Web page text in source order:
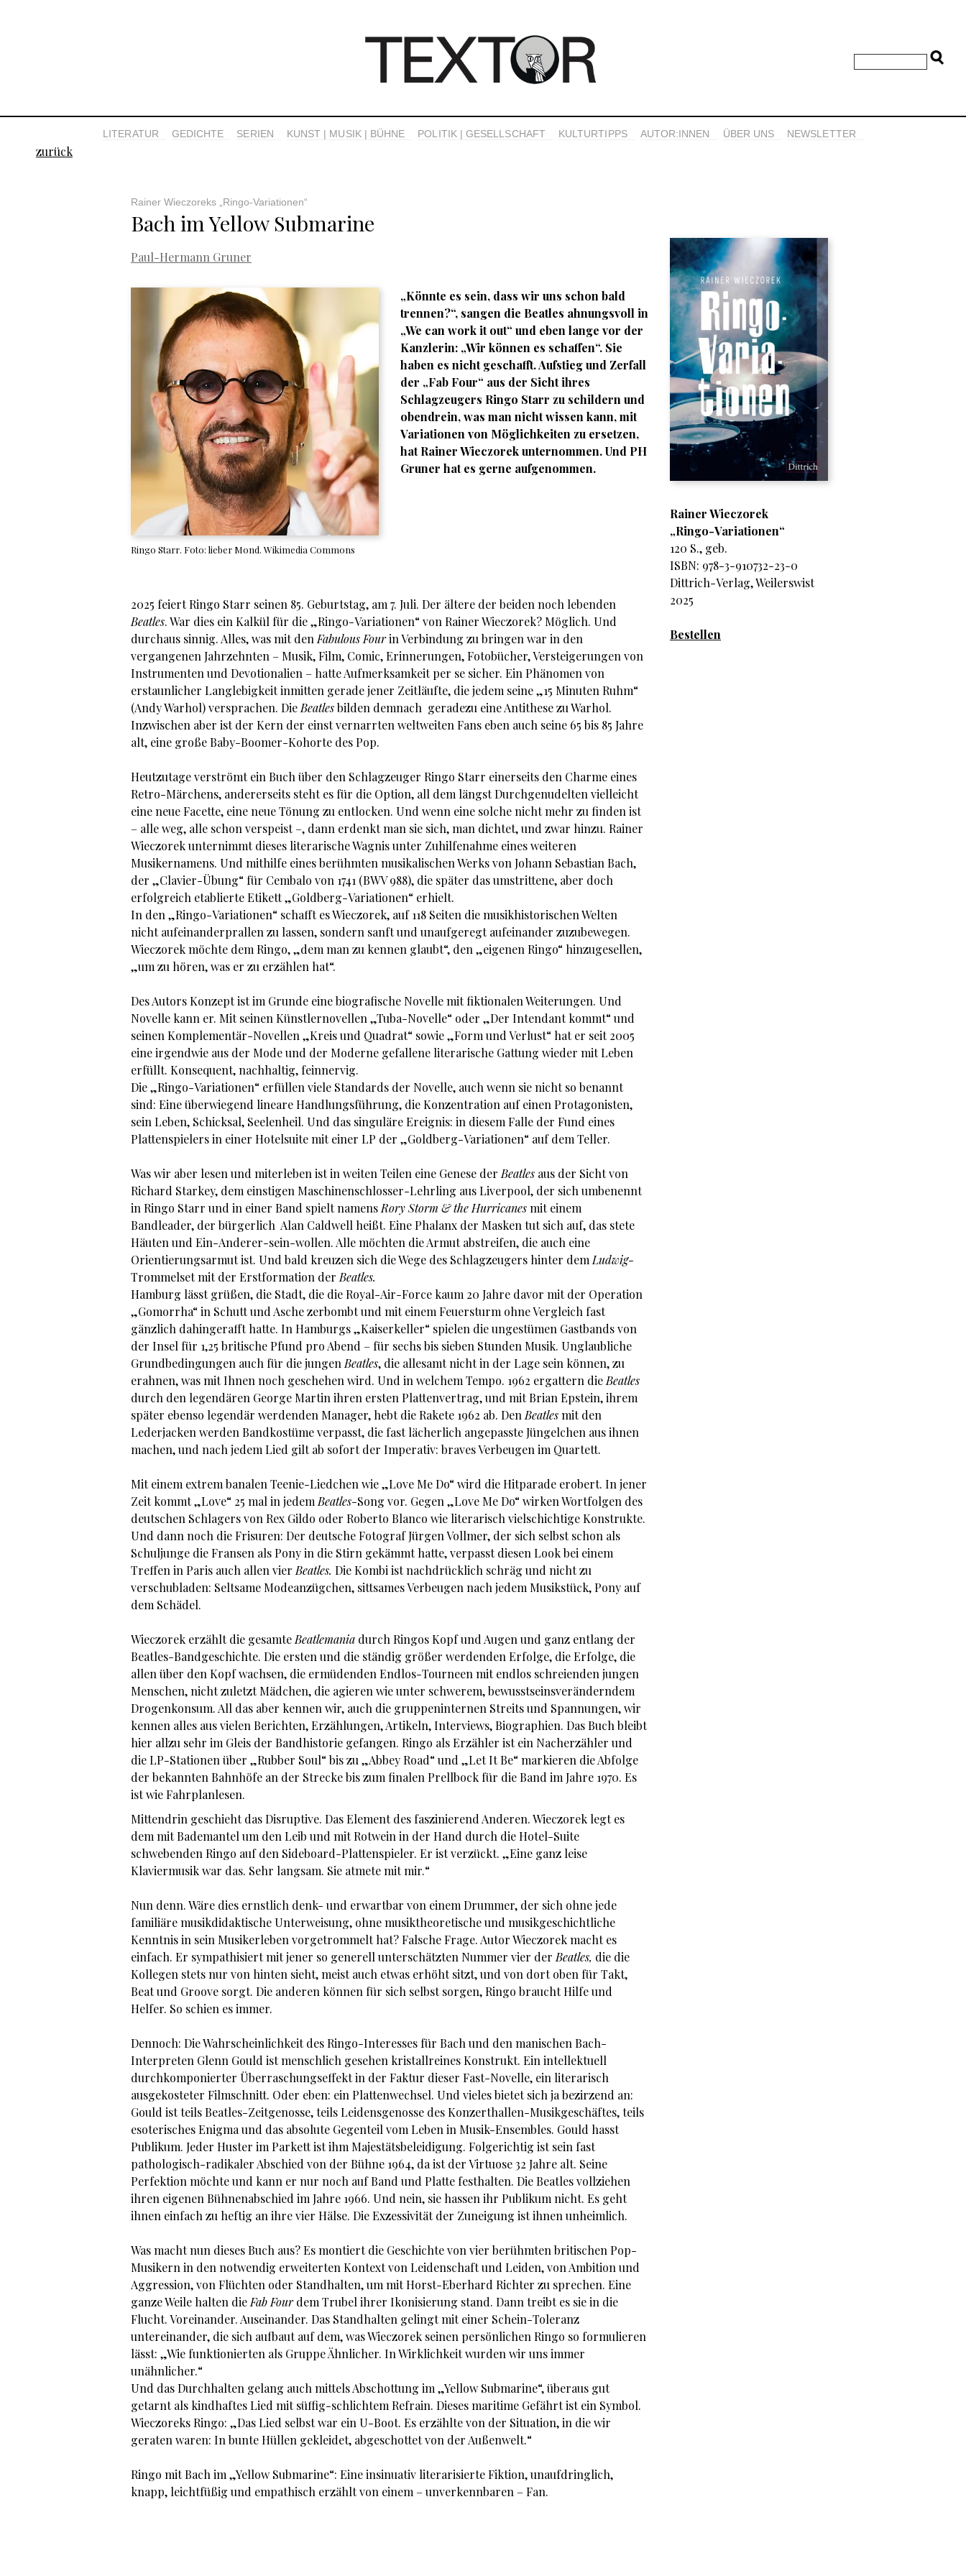
LITERATUR GEDICHTE SERIEN KUNST | MUSIK | BÜHNE POLITIK | GESELLSCHAFT KULTURTIPPS AUTOR:INNEN ÜBER UNS NEWSLETTER
zurück
Rainer Wieczoreks „Ringo-Variationen“
Bach im Yellow Submarine
Paul-Hermann Gruner
Ringo Starr. Foto: lieber Mond. Wikimedia Commons
„Könnte es sein, dass wir uns schon bald
trennen?“, sangen die Beatles ahnungsvoll in
„We can work it out“ und eben lange vor der
Kanzlerin: „Wir können es schaffen“. Sie
haben es nicht geschafft. Aufstieg und Zerfall
der „Fab Four“ aus der Sicht ihres
Schlagzeugers Ringo Starr zu schildern und
obendrein, was man nicht wissen kann, mit
Variationen von Möglichkeiten zu ersetzen,
hat Rainer Wieczorek unternommen. Und PH
Gruner hat es gerne aufgenommen.
2025 feiert Ringo Starr seinen 85. Geburtstag, am 7. Juli. Der ältere der beiden noch lebenden
Beatles. War dies ein Kalkül für die „Ringo-Variationen“ von Rainer Wieczorek? Möglich. Und
durchaus sinnig. Alles, was mit denFabulous Fourin Verbindung zu bringen war in den
vergangenen Jahrzehnten – Musik, Film, Comic, Erinnerungen, Fotobücher, Versteigerungen von
Instrumenten und Devotionalien – hatte Aufmerksamkeit per se sicher. Ein Phänomen von
erstaunlicher Langlebigkeit inmitten gerade jener Zeitläufte, die jedem seine „15 Minuten Ruhm“
(Andy Warhol) versprachen. DieBeatlesbilden demnach geradezu eine Antithese zu Warhol.
Inzwischen aber ist der Kern der einst vernarrten weltweiten Fans eben auch seine 65 bis 85 Jahre
alt, eine große Baby-Boomer-Kohorte des Pop.
Heutzutage verströmt ein Buch über den Schlagzeuger Ringo Starr einerseits den Charme eines
Retro-Märchens, andererseits steht es für die Option, all dem längst Durchgenudelten vielleicht
eine neue Facette, eine neue Tönung zu entlocken. Und wenn eine solche nicht mehr zu finden ist
– alle weg, alle schon verspeist –, dann erdenkt man sie sich, man dichtet, und zwar hinzu. Rainer
Wieczorek unternimmt dieses literarische Wagnis unter Zuhilfenahme eines weiteren
Musikernamens. Und mithilfe eines berühmten musikalischen Werks von Johann Sebastian Bach,
der „Clavier-Übung“ für Cembalo von 1741 (BWV 988), die später das umstrittene, aber doch
erfolgreich etablierte Etikett „Goldberg-Variationen“ erhielt.
In den „Ringo-Variationen“ schafft es Wieczorek, auf 118 Seiten die musikhistorischen Welten
nicht aufeinanderprallen zu lassen, sondern sanft und unaufgeregt aufeinander zuzubewegen.
Wieczorek möchte dem Ringo, „dem man zu kennen glaubt“, den „eigenen Ringo“ hinzugesellen,
„um zu hören, was er zu erzählen hat“.
Des Autors Konzept ist im Grunde eine biografische Novelle mit fiktionalen Weiterungen. Und
Novelle kann er. Mit seinen Künstlernovellen „Tuba-Novelle“ oder „Der Intendant kommt“ und
seinen Komplementär-Novellen „Kreis und Quadrat“ sowie „Form und Verlust“ hat er seit 2005
eine irgendwie aus der Mode und der Moderne gefallene literarische Gattung wieder mit Leben
erfüllt. Konsequent, nachhaltig, feinnervig.
Die „Ringo-Variationen“ erfüllen viele Standards der Novelle, auch wenn sie nicht so benannt
sind: Eine überwiegend lineare Handlungsführung, die Konzentration auf einen Protagonisten,
sein Leben, Schicksal, Seelenheil. Und das singuläre Ereignis: in diesem Falle der Fund eines
Plattenspielers in einer Hotelsuite mit einer LP der „Goldberg-Variationen“ auf dem Teller.
Was wir aber lesen und miterleben ist in weiten Teilen eine Genese derBeatles aus der Sicht von
Richard Starkey, dem einstigen Maschinenschlosser-Lehrling aus Liverpool, der sich umbenennt
in Ringo Starr und in einer Band spielt namensRory Storm & the Hurricanesmit einem
Bandleader, der bürgerlich Alan Caldwell heißt. Eine Phalanx der Masken tut sich auf, das stete
Häuten und Ein-Anderer-sein-wollen. Alle möchten die Armut abstreifen, die auch eine
Orientierungsarmut ist. Und bald kreuzen sich die Wege des Schlagzeugers hinter demLudwig-
Trommelset mit der Erstformation derBeatles.
Hamburg lässt grüßen, die Stadt, die die Royal-Air-Force kaum 20 Jahre davor mit der Operation
„Gomorrha“ in Schutt und Asche zerbombt und mit einem Feuersturm ohne Vergleich fast
gänzlich dahingerafft hatte. In Hamburgs „Kaiserkeller“ spielen die ungestümen Gastbands von
der Insel für 1,25 britische Pfund pro Abend – für sechs bis sieben Stunden Musik. Unglaubliche
Grundbedingungen auch für die jungenBeatles, die allesamt nicht in der Lage sein können, zu
erahnen, was mit Ihnen noch geschehen wird. Und in welchem Tempo. 1962 ergattern dieBeatles
durch den legendären George Martin ihren ersten Plattenvertrag, und mit Brian Epstein, ihrem
später ebenso legendär werdenden Manager, hebt die Rakete 1962 ab. DenBeatlesmit den
Lederjacken werden Bandkostüme verpasst, die fast lächerlich angepasste Jüngelchen aus ihnen
machen, und nach jedem Lied gilt ab sofort der Imperativ: braves Verbeugen im Quartett.
Mit einem extrem banalen Teenie-Liedchen wie „Love Me Do“ wird die Hitparade erobert. In jener
Zeit kommt „Love“ 25 mal in jedemBeatles-Song vor. Gegen „Love Me Do“ wirken Wortfolgen des
deutschen Schlagers von Rex Gildo oder Roberto Blanco wie literarisch vielschichtige Konstrukte.
Und dann noch die Frisuren: Der deutsche Fotograf Jürgen Vollmer, der sich selbst schon als
Schuljunge die Fransen als Pony in die Stirn gekämmt hatte, verpasst diesen Look bei einem
Treffen in Paris auch allen vierBeatles. Die Kombi ist nachdrücklich schräg und nicht zu
verschubladen: Seltsame Modeanzügchen, sittsames Verbeugen nach jedem Musikstück, Pony auf
dem Schädel.
Wieczorek erzählt die gesamteBeatlemania durch Ringos Kopf und Augen und ganz entlang der
Beatles-Bandgeschichte. Die ersten und die ständig größer werdenden Erfolge, die Erfolge, die
allen über den Kopf wachsen, die ermüdenden Endlos-Tourneen mit endlos schreienden jungen
Menschen, nicht zuletzt Mädchen, die agieren wie unter schwerem, bewusstseinsveränderndem
Drogenkonsum. All das aber kennen wir, auch die gruppeninternen Streits und Spannungen, wir
kennen alles aus vielen Berichten, Erzählungen, Artikeln, Interviews, Biographien. Das Buch bleibt
hier allzu sehr im Gleis der Bandhistorie gefangen. Ringo als Erzähler ist ein Nacherzähler und
die LP-Stationen über „Rubber Soul“ bis zu „Abbey Road“ und „Let It Be“ markieren die Abfolge
der bekannten Bahnhöfe an der Strecke bis zum finalen Prellbock für die Band im Jahre 1970. Es
ist wie Fahrplanlesen.
Mittendrin geschieht das Disruptive. Das Element des faszinierend Anderen. Wieczorek legt es
dem mit Bademantel um den Leib und mit Rotwein in der Hand durch die Hotel-Suite
schwebenden Ringo auf den Sideboard-Plattenspieler. Er ist verzückt. „Eine ganz leise
Klaviermusik war das. Sehr langsam. Sie atmete mit mir.“
Nun denn. Wäre dies ernstlich denk- und erwartbar von einem Drummer, der sich ohne jede
familiäre musikdidaktische Unterweisung, ohne musiktheoretische und musikgeschichtliche
Kenntnis in sein Musikerleben vorgetrommelt hat? Falsche Frage. Autor Wieczorek macht es
einfach. Er sympathisiert mit jener so generell unterschätzten Nummer vier derBeatles, die die
Kollegen stets nur von hinten sieht, meist auch etwas erhöht sitzt, und von dort oben für Takt,
Beat und Groove sorgt. Die anderen können für sich selbst sorgen, Ringo braucht Hilfe und
Helfer. So schien es immer.
Dennoch: Die Wahrscheinlichkeit des Ringo-Interesses für Bach und den manischen Bach-
Interpreten Glenn Gould ist menschlich gesehen kristallreines Konstrukt. Ein intellektuell
durchkomponierter Überraschungseffekt in der Faktur dieser Fast-Novelle, ein literarisch
ausgekosteter Filmschnitt. Oder eben: ein Plattenwechsel. Und vieles bietet sich ja bezirzend an:
Gould ist teils Beatles-Zeitgenosse, teils Leidensgenosse des Konzerthallen-Musikgeschäftes, teils
esoterisches Enigma und das absolute Gegenteil vom Leben in Musik-Ensembles. Gould hasst
Publikum. Jeder Huster im Parkett ist ihm Majestätsbeleidigung. Folgerichtig ist sein fast
pathologisch-radikaler Abschied von der Bühne 1964, da ist der Virtuose 32 Jahre alt. Seine
Perfektion möchte und kann er nur noch auf Band und Platte festhalten. Die Beatles vollziehen
ihren eigenen Bühnenabschied im Jahre 1966. Und nein, sie hassen ihr Publikum nicht. Es geht
ihnen einfach zu heftig an ihre vier Hälse. Die Exzessivität der Zuneigung ist ihnen unheimlich.
Was macht nun dieses Buch aus? Es montiert die Geschichte von vier berühmten britischen Pop-
Musikern in den notwendig erweiterten Kontext von Leidenschaft und Leiden, von Ambition und
Aggression, von Flüchten oder Standhalten, um mit Horst-Eberhard Richter zu sprechen. Eine
ganze Weile halten dieFab Fourdem Trubel ihrer Ikonisierung stand. Dann treibt es sie in die
Flucht. Voreinander. Auseinander. Das Standhalten gelingt mit einer Schein-Toleranz
untereinander, die sich aufbaut auf dem, was Wieczorek seinen persönlichen Ringo so formulieren
lässt: „Wie funktionierten als Gruppe Ähnlicher. In Wirklichkeit wurden wir uns immer
unähnlicher.“
Und das Durchhalten gelang auch mittels Abschottung im „Yellow Submarine“, überaus gut
getarnt als kindhaftes Lied mit süffig-schlichtem Refrain. Dieses maritime Gefährt ist ein Symbol.
Wieczoreks Ringo: „Das Lied selbst war ein U-Boot. Es erzählte von der Situation, in die wir
geraten waren: In bunte Hüllen gekleidet, abgeschottet von der Außenwelt.“
Ringo mit Bach im „Yellow Submarine“: Eine insinuativ literarisierte Fiktion, unaufdringlich,
knapp, leichtfüßig und empathisch erzählt von einem – unverkennbaren – Fan.
Rainer Wieczorek
„Ringo-Variationen“
120 S., geb.
ISBN: 978-3-910732-23-0
Dittrich-Verlag, Weilerswist
2025
Bestellen